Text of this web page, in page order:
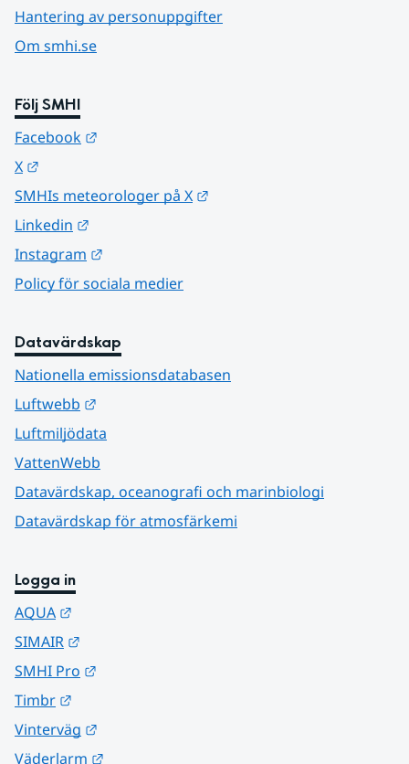
Hantering av personuppgifter
Om smhi.se
Följ SMHI
Facebook
X
SMHIs meteorologer på X
Linkedin
Instagram
Policy för sociala medier
Datavärdskap
Nationella emissionsdatabasen
Luftwebb
Luftmiljödata
VattenWebb
Datavärdskap, oceanografi och marinbiologi
Datavärdskap för atmosfärkemi
Logga in
AQUA
SIMAIR
SMHI Pro
Timbr
Vinterväg
Väderlarm